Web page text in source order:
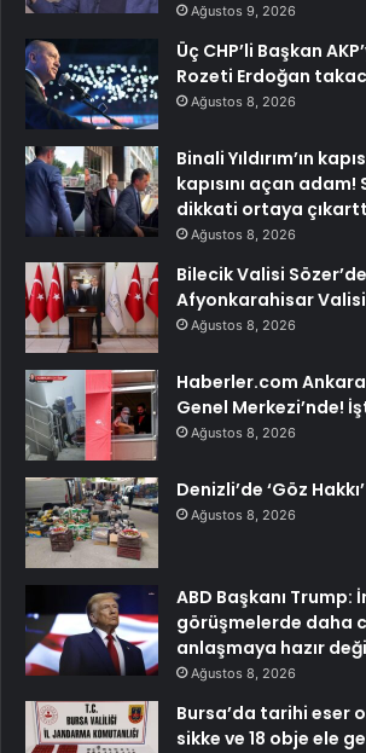
Ağustos 9, 2026
Üç CHP’li Başkan
Rozeti Erdoğan
Ağustos 8, 2026
Binali Yıldırım’ın
kapısını açan adam!
dikkati ortaya
Ağustos 8, 2026
Bilecik Valisi
Afyonkarahisar
Ağustos 8, 2026
Haberler.com
Genel Merkezi’nde!
Ağustos 8, 2026
Denizli’de ‘Göz
Ağustos 8, 2026
ABD Başkanı Trump:
görüşmelerde daha
anlaşmaya hazır
Ağustos 8, 2026
Bursa’da tarihi eser
sikke ve 18 obje ele